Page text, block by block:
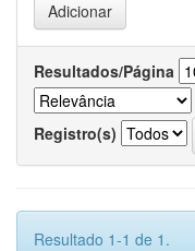
Resultados/Página
Registro(s)
Resultado 1-1 de 1.